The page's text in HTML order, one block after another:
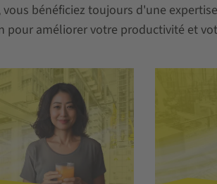
bénéficiez toujours d'une
améliorer votre productivité et